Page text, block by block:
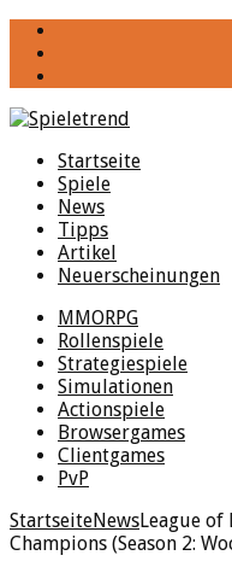
Startseite
Spiele
News
Tipps
Artikel
Neuerscheinungen
MMORPG
Rollenspiele
Strategiespiele
Simulationen
Actionspiele
Browsergames
Clientgames
PvP
StartseiteNewsLeague of
Champions (Season 2: